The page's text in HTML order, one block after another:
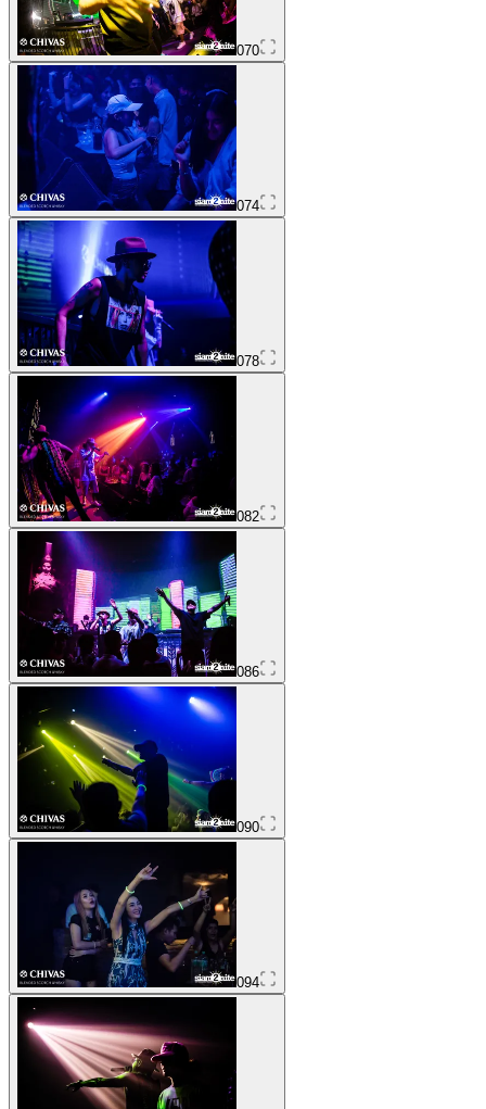
070
074
078
082
086
090
094